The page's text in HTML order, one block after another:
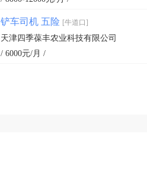
铲车司机 五险 [牛道口]
天津四季葆丰农业科技有限公司
/ 6000元/月 /